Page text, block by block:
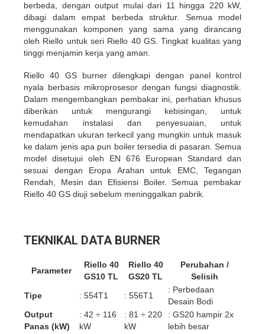
berbeda, dengan output mulai dari 11 hingga 220 kW,
dibagi dalam empat berbeda struktur. Semua model
menggunakan komponen yang sama yang dirancang
oleh Riello untuk seri Riello 40 GS. Tingkat kualitas yang
tinggi menjamin kerja yang aman.
Riello 40 GS burner dilengkapi dengan panel kontrol
nyala berbasis mikroprosesor dengan fungsi diagnostik.
Dalam mengembangkan pembakar ini, perhatian khusus
diberikan untuk mengurangi kebisingan, untuk
kemudahan instalasi dan penyesuaian, untuk
mendapatkan ukuran terkecil yang mungkin untuk masuk
ke dalam jenis apa pun boiler tersedia di pasaran. Semua
model disetujui oleh EN 676 European Standard dan
sesuai dengan Eropa Arahan untuk EMC, Tegangan
Rendah, Mesin dan Efisiensi Boiler. Semua pembakar
Riello 40 GS diuji sebelum meninggalkan pabrik.
TEKNIKAL DATA BURNER
Parameter
Riello 40
GS10 TL
Riello 40
GS20 TL
Perubahan /
Selisih
Tipe
: 554T1 : 556T1
: Perbedaan
Desain Bodi
Output
Panas (kW)
: 42 ÷ 116
kW
: 81 ÷ 220
kW
: GS20 hampir 2x
lebih besar